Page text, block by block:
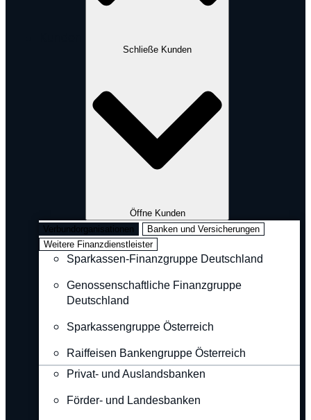
Schließe Kunden
Öffne Kunden
Verbundorganisationen
Banken und Versicherungen
Weitere Finanzdienstleister
Sparkassen-Finanzgruppe Deutschland
Genossenschaftliche Finanzgruppe
Deutschland
Sparkassengruppe Österreich
Raiffeisen Bankengruppe Österreich
Privat- und Auslandsbanken
Förder- und Landesbanken